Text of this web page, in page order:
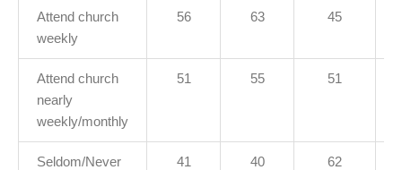
Attend church
weekly
56 63 45
Attend church
nearly
weekly/monthly
51 55 51
Seldom/Never
41 40 62